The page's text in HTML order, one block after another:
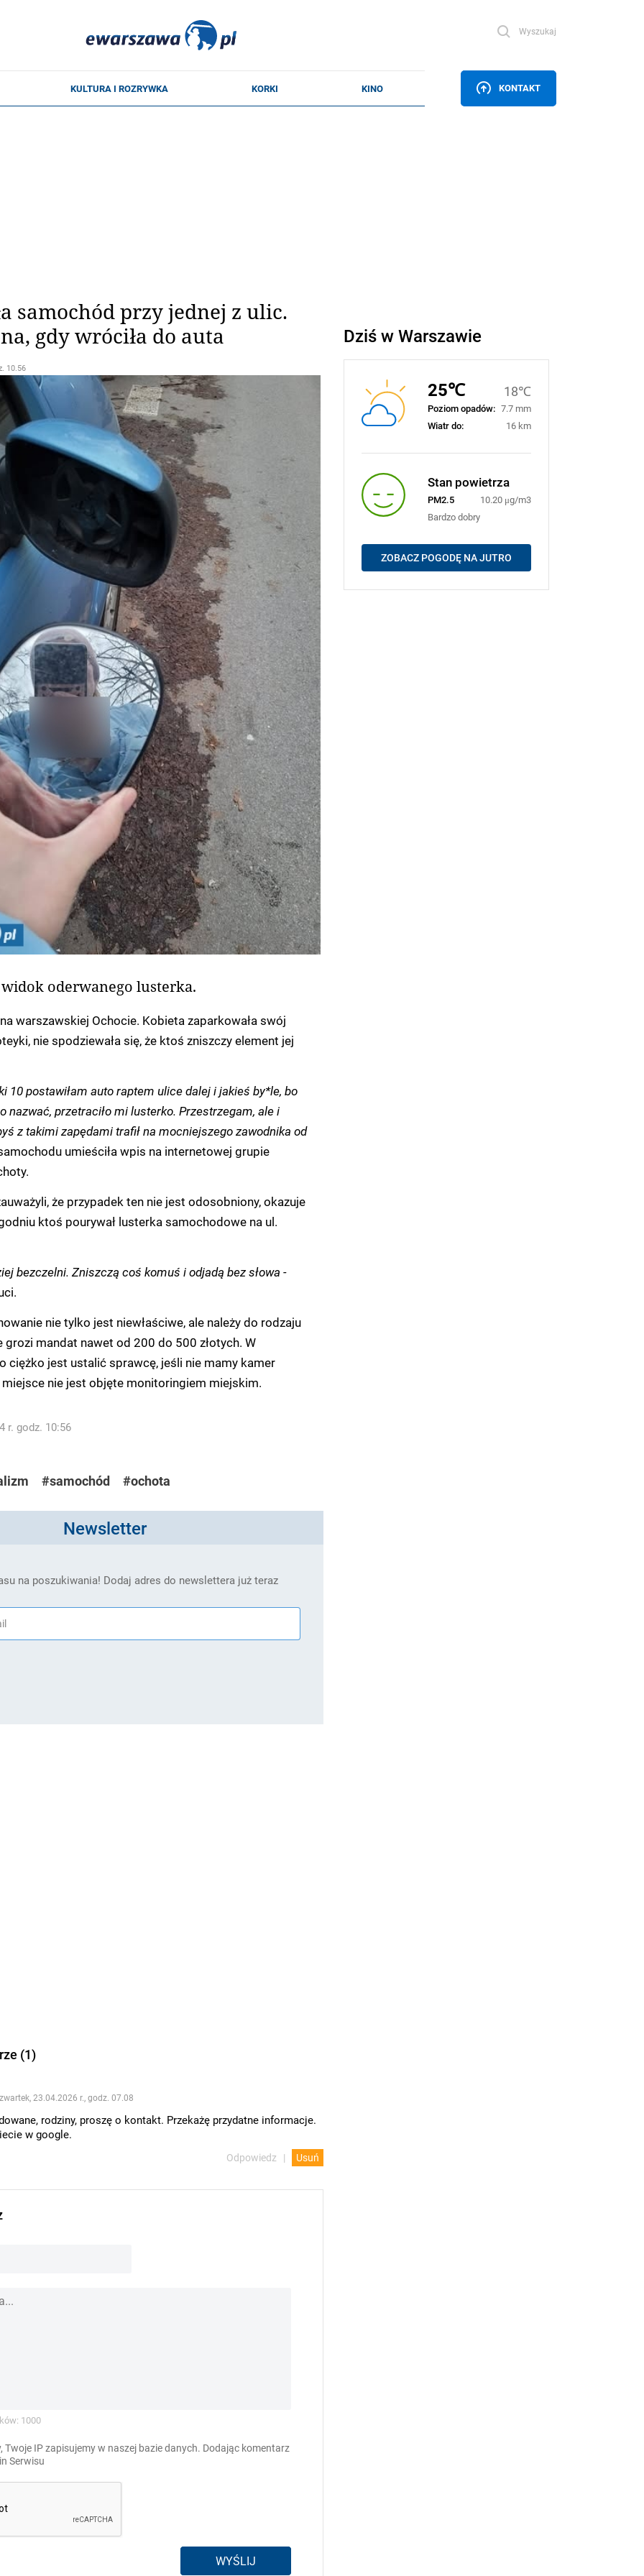
Wyszukaj
KONTAKT
samochód przy jednej z ulic.
gdy wróciła do auta
10.56
widok oderwanego lusterka.
warszawskiej Ochocie. Kobieta zaparkowała swój
nie spodziewała się, że ktoś zniszczy element jej
10 postawiłam auto raptem ulice dalej i jakieś by*le, bo
nazwać, przetraciło mi lusterko. Przestrzegam, ale i
z takimi zapędami trafił na mocniejszego zawodnika od
umieściła wpis na internetowej grupie
że przypadek ten nie jest odosobniony, okazuje
ktoś pourywał lusterka samochodowe na ul.
bezczelni. Zniszczą coś komuś i odjadą bez słowa -
nie tylko jest niewłaściwe, ale należy do rodzaju
grozi mandat nawet od 200 do 500 złotych. W
ciężko jest ustalić sprawcę, jeśli nie mamy kamer
nie jest objęte monitoringiem miejskim.
r. godz. 10:56
#samochód #ochota
Newsletter
na poszukiwania! Dodaj adres do newslettera już teraz
(1)
23.04.2026 r., godz. 07.08
rodziny, proszę o kontakt. Przekażę przydatne informacje.
w google.
Odpowiedz Usuń
1000
Twoje IP zapisujemy w naszej bazie danych. Dodając komentarz
Serwisu
WYŚLIJ
Dziś w Warszawie
25℃ 18℃
Poziom opadów: 7.7 mm
Wiatr do:
16 km
Stan powietrza
PM2.5
10.20 μg/m3
Bardzo dobry
ZOBACZ POGODĘ NA JUTRO